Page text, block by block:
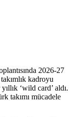
2026-27
kadroyu
‘wild card’ aldı.
takımı mücadele